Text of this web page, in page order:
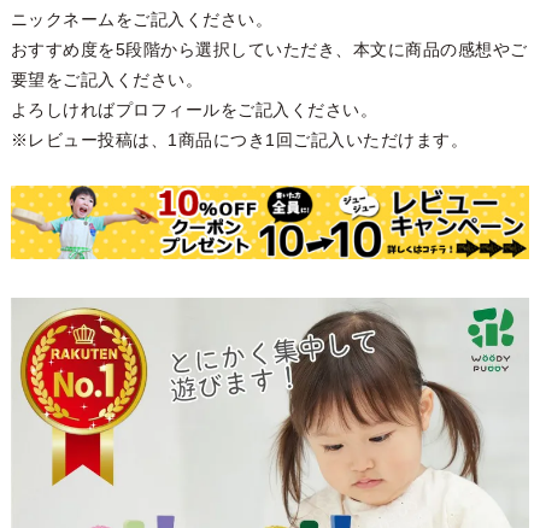
ニックネームをご記入ください。
おすすめ度を5段階から選択していただき、本文に商品の感想やご
要望をご記入ください。
よろしければプロフィールをご記入ください。
※レビュー投稿は、1商品につき1回ご記入いただけます。